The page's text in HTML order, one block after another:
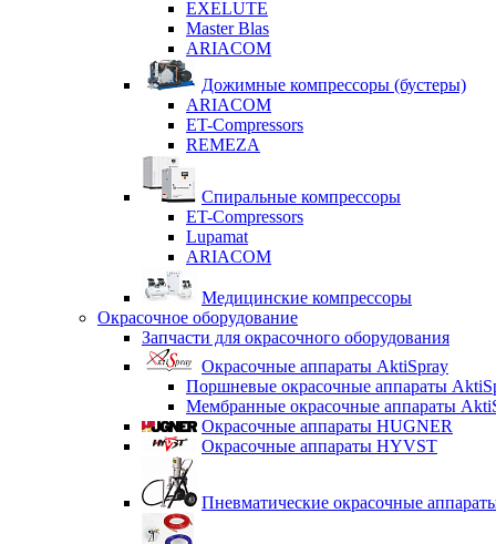
EXELUTE
Master Blas
ARIACOM
Дожимные компрессоры (бустеры)
ARIACOM
ET-Compressors
REMEZA
Спиральные компрессоры
ET-Compressors
Lupamat
ARIACOM
Медицинские компрессоры
Окрасочное оборудование
Запчасти для окрасочного оборудования
Окрасочные аппараты AktiSpray
Поршневые окрасочные аппараты
Мембранные окрасочные аппараты
Окрасочные аппараты HUGNER
Окрасочные аппараты HYVST
Пневматические окрасочные